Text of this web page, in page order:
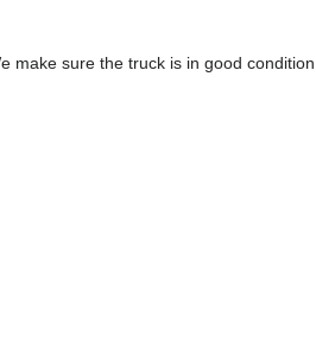
sure the truck is in good condition .